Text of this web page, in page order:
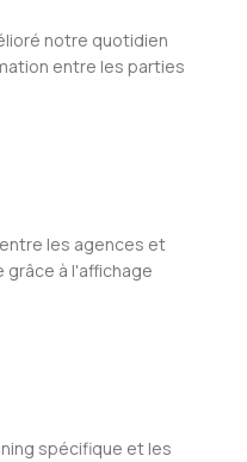
notre quotidien
entre les parties
les agences et
grâce à l'affichage
spécifique et les